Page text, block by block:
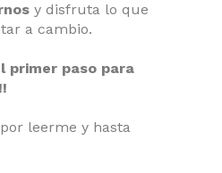
y disfruta lo que
a cambio.
primer paso para
leerme y hasta